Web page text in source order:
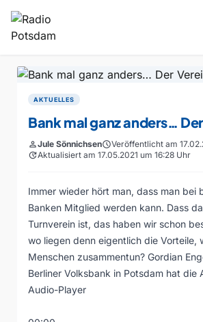
AKTUELLES
Bank mal ganz anders…
personJule SönnichsenscheduleVeröffentlicht am
updateAktualisiert am 17.05.2021 um 16:28 Uhr
Immer wieder hört man, dass man bei
Banken Mitglied werden kann. Dass
Turnverein ist, das haben wir schon
wo liegen denn eigentlich die Vorteile,
Menschen zusammentun? Gordian
Berliner Volksbank in Potsdam hat die
Audio-Player